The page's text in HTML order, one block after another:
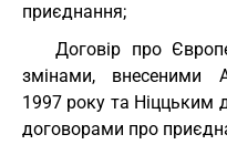
приєднання;
Договір про
змінами, внесеними
1997 року та Ніццьким
договорами про